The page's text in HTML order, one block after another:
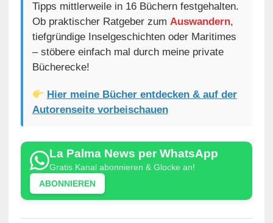
Tipps mittlerweile in 16 Büchern festgehalten.
Ob praktischer Ratgeber zum Auswandern,
tiefgründige Inselgeschichten oder Maritimes
– stöbere einfach mal durch meine private
Bücherecke!
Hier meine Bücher entdecken & auf der
Autorenseite vorbeischauen
La Palma News per WhatsApp
Gratis Kanal abonnieren & Glocke an!
ABONNIEREN